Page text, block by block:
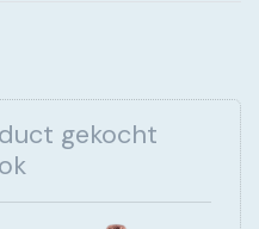
gekocht